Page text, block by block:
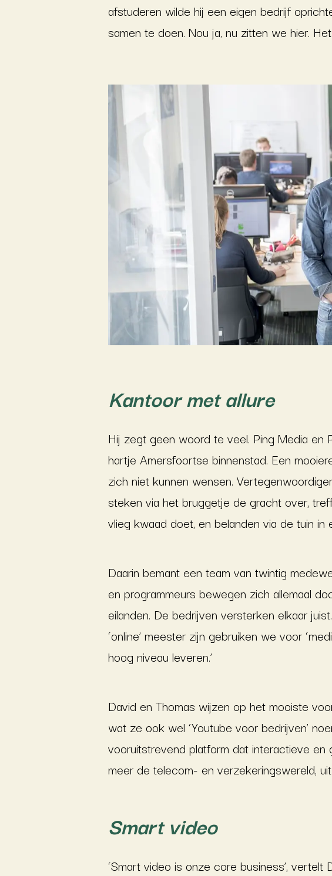
afstuderen wilde hij een eigen bedrijf
samen te doen. Nou ja, nu zitten we hier.
Kantoor met allure
Hij zegt geen woord te veel. Ping Media en
hartje Amersfoortse binnenstad. Een
zich niet kunnen wensen.
steken via het bruggetje de gracht over,
vlieg kwaad doet, en belanden via de tuin in
Daarin bemant een team van twintig
en programmeurs bewegen zich allemaal
eilanden. De bedrijven versterken elkaar
‘online’ meester zijn gebruiken we voor
hoog niveau leveren.’
David en Thomas wijzen op het mooiste
wat ze ook wel ‘Youtube voor bedrijven’
vooruitstrevend platform dat interactieve
meer de telecom- en verzekeringswereld,
Smart video
‘Smart video is onze core business’,